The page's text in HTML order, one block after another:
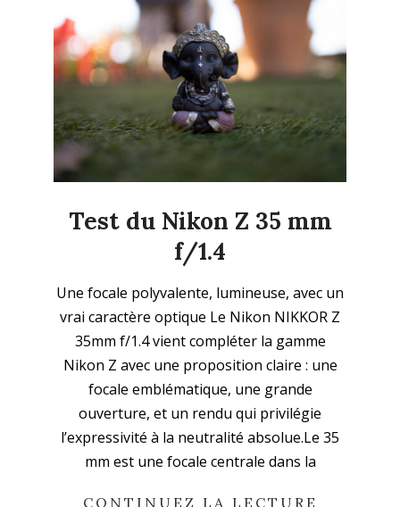
Test du Nikon Z 35 mm
f/1.4
01-
11
Une focale polyvalente, lumineuse, avec un
vrai caractère optique Le Nikon NIKKOR Z
35mm f/1.4 vient compléter la gamme
Nikon Z avec une proposition claire : une
focale emblématique, une grande
ouverture, et un rendu qui privilégie
l’expressivité à la neutralité absolue.Le 35
mm est une focale centrale dans la
CONTINUEZ LA LECTURE